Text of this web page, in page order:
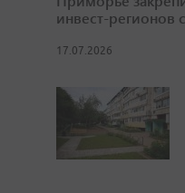
инвест-регионов
17.07.2026